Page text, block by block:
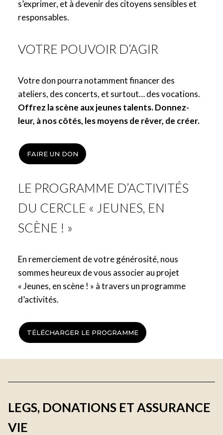
s’exprimer, et à devenir des citoyens sensibles et
responsables.
VOTRE POUVOIR D’AGIR
Votre don pourra notamment financer des
ateliers, des concerts, et surtout… des vocations.
Offrez la scène aux jeunes talents. Donnez-
leur, à nos côtés, les moyens de rêver, de créer.
FAIRE UN DON
LE PROGRAMME D’ACTIVITÉS
DU CERCLE « JEUNES, EN
SCÈNE ! »
En remerciement de votre générosité, nous
sommes heureux de vous associer au projet
« Jeunes, en scène ! » à travers un programme
d’activités.
TÉLÉCHARGER LE PROGRAMME
LEGS, DONATIONS ET ASSURANCE
VIE